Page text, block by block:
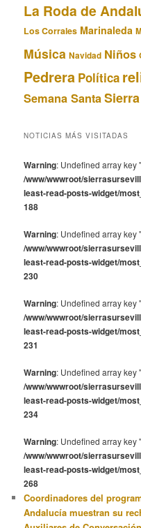
La Roda de
Los Corrales Marinaleda
Música Navidad Niños
Pedrera Política
Semana Santa
NOTICIAS MÁS VISITADAS
Warning: Undefined array key
/www/wwwroot/
least-read-posts-widget/
188
Warning: Undefined array key
/www/wwwroot/
least-read-posts-widget/
230
Warning: Undefined array key
/www/wwwroot/
least-read-posts-widget/
231
Warning: Undefined array key
/www/wwwroot/
least-read-posts-widget/
234
Warning: Undefined array
/www/wwwroot/
least-read-posts-widget/
268
Coordinadores del
Andalucía muestran su